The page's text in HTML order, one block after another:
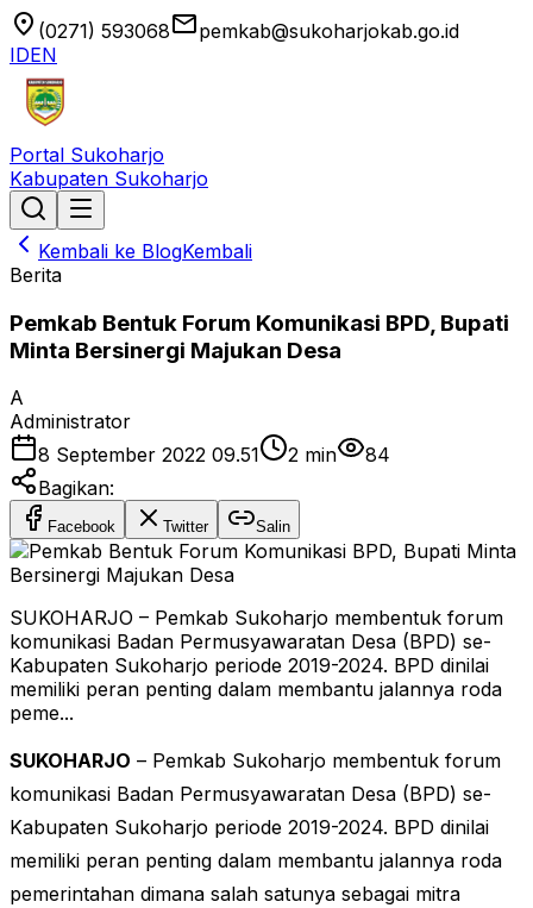
location_on (0271) 593068emailpemkab@sukoharjokab.go.id
IDEN
Portal Sukoharjo
Kabupaten Sukoharjo
Kembali ke BlogKembali
Berita
Pemkab Bentuk Forum Komunikasi BPD, Bupati
Minta Bersinergi Majukan Desa
A
Administrator
8 September 2022 09.51
2 min
84
Bagikan:
Facebook Twitter Salin
SUKOHARJO – Pemkab Sukoharjo membentuk forum
komunikasi Badan Permusyawaratan Desa (BPD) se-
Kabupaten Sukoharjo periode 2019-2024. BPD dinilai
memiliki peran penting dalam membantu jalannya roda
peme...
SUKOHARJO – Pemkab Sukoharjo membentuk forum
komunikasi Badan Permusyawaratan Desa (BPD) se-
Kabupaten Sukoharjo periode 2019-2024. BPD dinilai
memiliki peran penting dalam membantu jalannya roda
pemerintahan dimana salah satunya sebagai mitra